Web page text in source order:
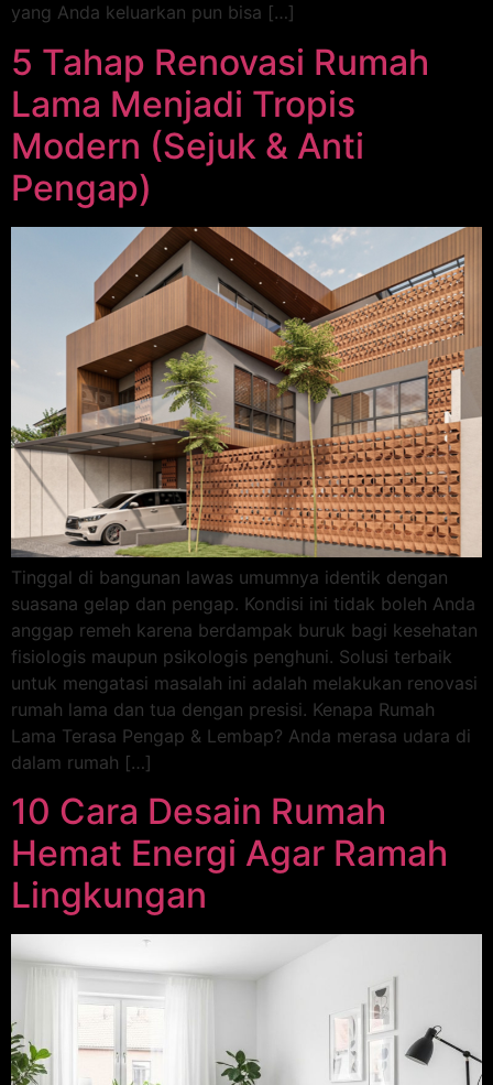
yang Anda keluarkan pun bisa […]
5 Tahap Renovasi Rumah
Lama Menjadi Tropis
Modern (Sejuk & Anti
Pengap)
Tinggal di bangunan lawas umumnya identik dengan
suasana gelap dan pengap. Kondisi ini tidak boleh Anda
anggap remeh karena berdampak buruk bagi kesehatan
fisiologis maupun psikologis penghuni. Solusi terbaik
untuk mengatasi masalah ini adalah melakukan renovasi
rumah lama dan tua dengan presisi. Kenapa Rumah
Lama Terasa Pengap & Lembap? Anda merasa udara di
dalam rumah […]
10 Cara Desain Rumah
Hemat Energi Agar Ramah
Lingkungan